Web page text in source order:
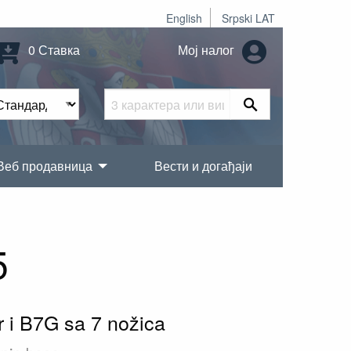
English Srpski LAT
0 Ставка Мој налог
продавница Вести и догађаји
i B7G sa 7 nožica